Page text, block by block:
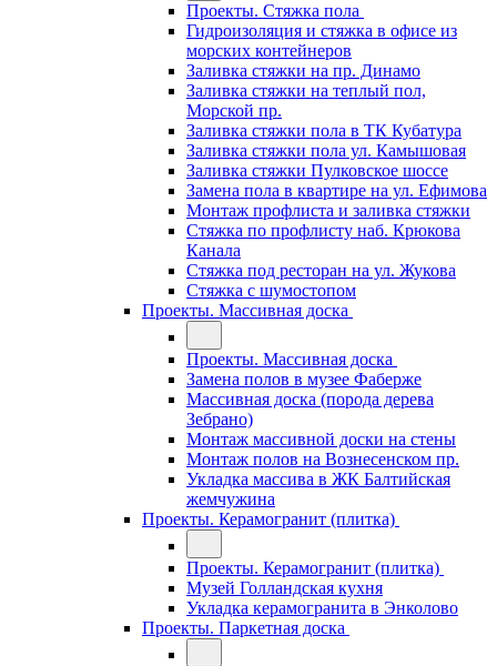
Проекты. Стяжка пола
Гидроизоляция и стяжка в офисе из
морских контейнеров
Заливка стяжки на пр. Динамо
Заливка стяжки на теплый пол,
Морской пр.
Заливка стяжки пола в ТК Кубатура
Заливка стяжки пола ул. Камышовая
Заливка стяжки Пулковское шоссе
Замена пола в квартире на ул. Ефимова
Монтаж профлиста и заливка стяжки
Стяжка по профлисту наб. Крюкова
Канала
Стяжка под ресторан на ул. Жукова
Стяжка с шумостопом
Проекты. Массивная доска
Проекты. Массивная доска
Замена полов в музее Фаберже
Массивная доска (порода дерева
Зебрано)
Монтаж массивной доски на стены
Монтаж полов на Вознесенском пр.
Укладка массива в ЖК Балтийская
жемчужина
Проекты. Керамогранит (плитка)
Проекты. Керамогранит (плитка)
Музей Голландская кухня
Укладка керамогранита в Энколово
Проекты. Паркетная доска